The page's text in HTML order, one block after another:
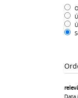
Data